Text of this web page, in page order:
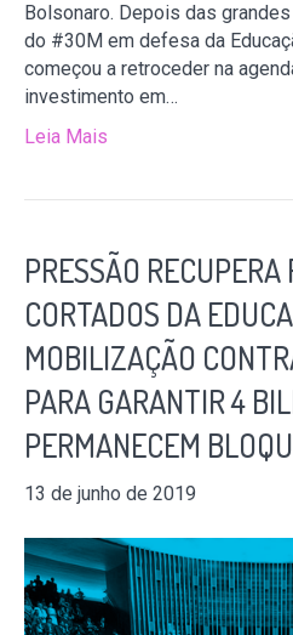
Bolsonaro. Depois das
do #30M em defesa da
começou a retroceder na
investimento em…
Leia Mais
PRESSÃO RECUPERA
CORTADOS DA
MOBILIZAÇÃO
PARA GARANTIR 4
PERMANECEM
13 de junho de 2019